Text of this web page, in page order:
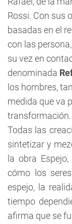
Rossi. Con sus
basadas en el
con las
su vez en
denominada 
los hombres,
medida que va
transformación.
Todas las
sintetizar y
la obra
cómo los
espejo, la
tiempo
afirma que se